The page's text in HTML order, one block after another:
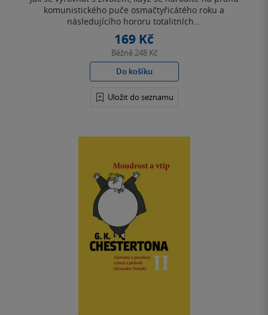
komunistického puče osmačtyřicátého roku a
následujícího hororu totalitních...
169 Kč
Běžně248 Kč
Do košíku
Uložit do seznamu